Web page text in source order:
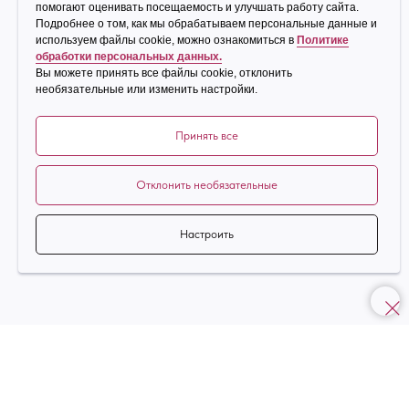
Лечение пульпита/периодонтита
Лечение воспаления десен
Гигиена полости рта
Отбеливание зубов Сыктывкар
Эстетическая реставрация зубов
Удаление кисты зуба
Костная пластика зубов
Удаление зуба мудрости
имплантация
Cодержание
Политика обработки персональных
данных
помогают оценивать посещаемость и улучшать работу сайта.
Подробнее о том, как мы обрабатываем персональные данные и
используем файлы cookie, можно ознакомиться в Политике
обработки персональных данных.
Вы можете принять все файлы cookie, отклонить
необязательные или изменить настройки.
Принять все
Отклонить необязательные
Настроить